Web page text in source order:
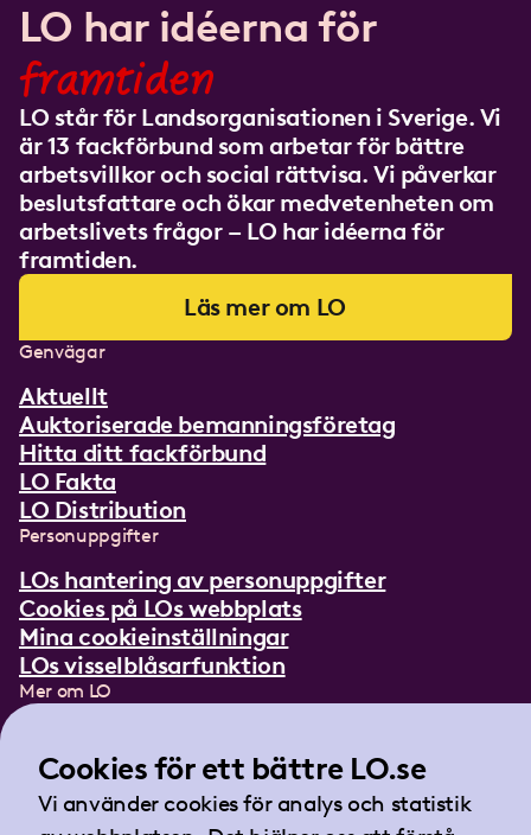
LO har idéerna för
framtiden
LO står för Landsorganisationen i Sverige. Vi
är 13 fackförbund som arbetar för bättre
arbetsvillkor och social rättvisa. Vi påverkar
beslutsfattare och ökar medvetenheten om
arbetslivets frågor – LO har idéerna för
framtiden.
Läs mer om LO
Genvägar
Aktuellt
Auktoriserade bemanningsföretag
Hitta ditt fackförbund
LO Fakta
LO Distribution
Personuppgifter
LOs hantering av personuppgifter
Cookies på LOs webbplats
Mina cookieinställningar
LOs visselblåsarfunktion
Mer om LO
Lättläst om LO
Teckenspråksfilm
Tidningen Arbetet
Cookies för ett bättre LO.se
Vi använder cookies för analys och statistik